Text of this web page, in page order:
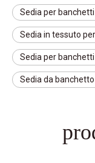
Sedia per
Sedia in tessuto
Sedia per
Sedia da